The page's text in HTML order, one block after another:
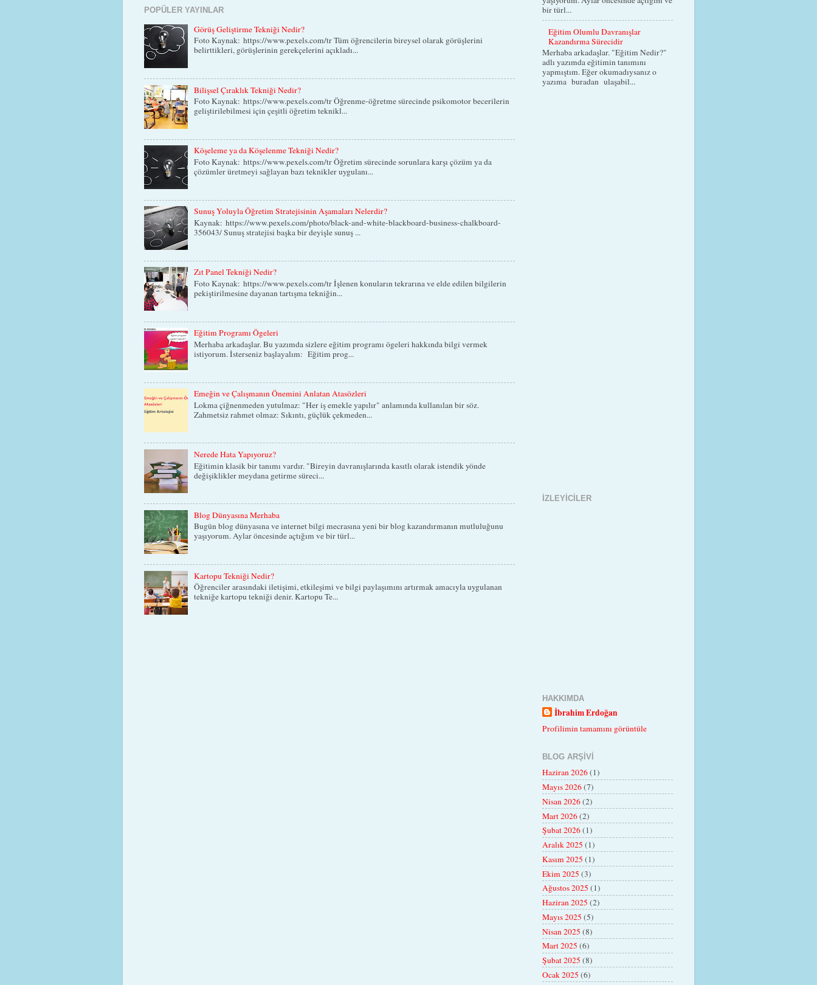
POPÜLER YAYINLAR
Görüş Geliştirme Tekniği Nedir?
Foto Kaynak: https://www.pexels.com/tr Tüm öğrencilerin bireysel olarak görüşlerini
belirttikleri, görüşlerinin gerekçelerini açıkladı...
Bilişsel Çıraklık Tekniği Nedir?
Foto Kaynak: https://www.pexels.com/tr Öğrenme-öğretme sürecinde psikomotor becerilerin
geliştirilebilmesi için çeşitli öğretim teknikl...
Köşeleme ya da Köşelenme Tekniği Nedir?
Foto Kaynak: https://www.pexels.com/tr Öğretim sürecinde sorunlara karşı çözüm ya da
çözümler üretmeyi sağlayan bazı teknikler uygulanı...
Sunuş Yoluyla Öğretim Stratejisinin Aşamaları Nelerdir?
Kaynak: https://www.pexels.com/photo/black-and-white-blackboard-business-chalkboard-
356043/ Sunuş stratejisi başka bir deyişle sunuş ...
Zıt Panel Tekniği Nedir?
Foto Kaynak: https://www.pexels.com/tr İşlenen konuların tekrarına ve elde edilen bilgilerin
pekiştirilmesine dayanan tartışma tekniğin...
Eğitim Programı Ögeleri
Merhaba arkadaşlar. Bu yazımda sizlere eğitim programı ögeleri hakkında bilgi vermek
istiyorum. İsterseniz başlayalım: Eğitim prog...
Emeğin ve Çalışmanın Önemini Anlatan Atasözleri
Lokma çiğnenmeden yutulmaz: "Her iş emekle yapılır" anlamında kullanılan bir söz.
Zahmetsiz rahmet olmaz: Sıkıntı, güçlük çekmeden...
Nerede Hata Yapıyoruz?
Eğitimin klasik bir tanımı vardır. "Bireyin davranışlarında kasıtlı olarak istendik yönde
değişiklikler meydana getirme süreci...
Blog Dünyasına Merhaba
Bugün blog dünyasına ve internet bilgi mecrasına yeni bir blog kazandırmanın mutluluğunu
yaşıyorum. Aylar öncesinde açtığım ve bir türl...
Kartopu Tekniği Nedir?
Öğrenciler arasındaki iletişimi, etkileşimi ve bilgi paylaşımını artırmak amacıyla uygulanan
tekniğe kartopu tekniği denir. Kartopu Te...
bir türl...
Eğitim Olumlu Davranışlar
Kazandırma Sürecidir
Merhaba arkadaşlar. "Eğitim Nedir?"
adlı yazımda eğitimin tanımını
yapmıştım. Eğer okumadıysanız o
yazıma buradan ulaşabil...
İZLEYICILER
HAKKIMDA
İbrahim Erdoğan
Profilimin tamamını görüntüle
BLOG ARŞIVI
Haziran 2026(1)
Mayıs 2026(7)
Nisan 2026(2)
Mart 2026(2)
Şubat 2026(1)
Aralık 2025 (1)
Kasım 2025 (1)
Ekim 2025 (3)
Ağustos 2025 (1)
Haziran 2025 (2)
Mayıs 2025 (5)
Nisan 2025 (8)
Mart 2025 (6)
Şubat 2025 (8)
Ocak 2025 (6)